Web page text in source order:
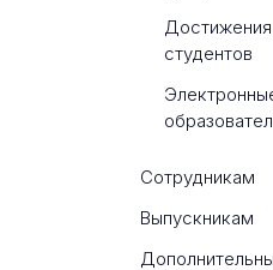
студентов
Сотрудникам
Выпускникам